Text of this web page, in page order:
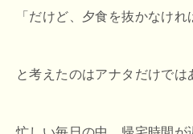
「だけど、夕食を抜かなけれ
と考えたのはアナタだけでは